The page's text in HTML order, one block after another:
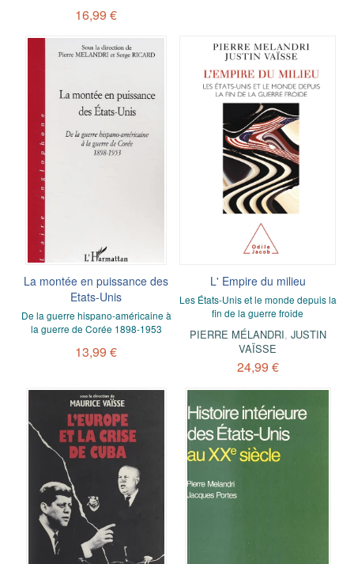
16,99 €
La montée en puissance des
Etats-Unis
De la guerre hispano-américaine à
la guerre de Corée 1898-1953
13,99 €
L' Empire du milieu
Les États-Unis et le monde depuis la
fin de la guerre froide
PIERRE MÉLANDRI, JUSTIN
VAÏSSE
24,99 €